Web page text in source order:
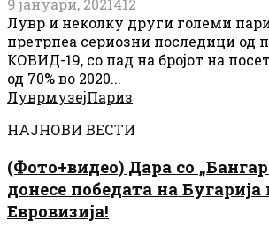
9 јануари, 2021412
Лувр и неколку други големи
претрпеа сериозни последици од
КОВИД-19, со пад на бројот на
од 70% во 2020...
ЛуврмузејПариз
НАЈНОВИ ВЕСТИ
(Фото+видео) Дара со
донесе победата на Бугарија
Евровизија!